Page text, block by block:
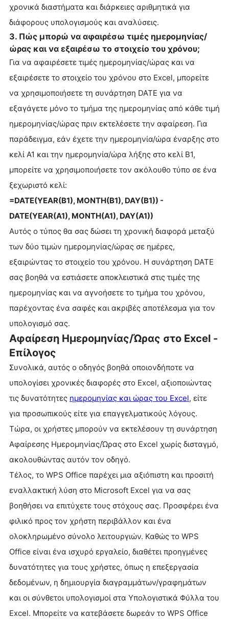
χρονικά διαστήματα και διάρκειες αριθμητικά για
διάφορους υπολογισμούς και αναλύσεις.
3. Πώς μπορώ να αφαιρέσω τιμές ημερομηνίας/
ώρας και να εξαιρέσω το στοιχείο του χρόνου;
Για να αφαιρέσετε τιμές ημερομηνίας/ώρας και να
εξαιρέσετε το στοιχείο του χρόνου στο Excel, μπορείτε
να χρησιμοποιήσετε τη συνάρτηση DATE για να
εξαγάγετε μόνο το τμήμα της ημερομηνίας από κάθε τιμή
ημερομηνίας/ώρας πριν εκτελέσετε την αφαίρεση. Για
παράδειγμα, εάν έχετε την ημερομηνία/ώρα έναρξης στο
κελί A1 και την ημερομηνία/ώρα λήξης στο κελί B1,
μπορείτε να χρησιμοποιήσετε τον ακόλουθο τύπο σε ένα
ξεχωριστό κελί:
=DATE(YEAR(B1), MONTH(B1), DAY(B1)) -
DATE(YEAR(A1), MONTH(A1), DAY(A1))
Αυτός ο τύπος θα σας δώσει τη χρονική διαφορά μεταξύ
των δύο τιμών ημερομηνίας/ώρας σε ημέρες,
εξαιρώντας το στοιχείο του χρόνου. Η συνάρτηση DATE
σας βοηθά να εστιάσετε αποκλειστικά στις τιμές της
ημερομηνίας και να αγνοήσετε το τμήμα του χρόνου,
παρέχοντας ένα σαφές και ακριβές αποτέλεσμα για τον
υπολογισμό σας.
Αφαίρεση Ημερομηνίας/Ώρας στο Excel -
Επίλογος
Συνολικά, αυτός ο οδηγός βοηθά οποιονδήποτε να
υπολογίσει χρονικές διαφορές στο Excel, αξιοποιώντας
τις δυνατότητες ημερομηνίας και ώρας του Excel, είτε
για προσωπικούς είτε για επαγγελματικούς λόγους.
Τώρα, οι χρήστες μπορούν να εκτελέσουν τη συνάρτηση
Αφαίρεσης Ημερομηνίας/Ώρας στο Excel χωρίς δισταγμό,
ακολουθώντας αυτόν τον οδηγό.
Τέλος, το WPS Office παρέχει μια αξιόπιστη και προσιτή
εναλλακτική λύση στο Microsoft Excel για να σας
βοηθήσει να επιτύχετε τους στόχους σας. Προσφέρει ένα
φιλικό προς τον χρήστη περιβάλλον και ένα
ολοκληρωμένο σύνολο λειτουργιών. Καθώς το WPS
Office είναι ένα ισχυρό εργαλείο, διαθέτει προηγμένες
δυνατότητες για τους χρήστες, όπως η επεξεργασία
δεδομένων, η δημιουργία διαγραμμάτων/γραφημάτων
και οι σύνθετοι υπολογισμοί στα Υπολογιστικά Φύλλα του
Excel. Μπορείτε να κατεβάσετε δωρεάν το WPS Office